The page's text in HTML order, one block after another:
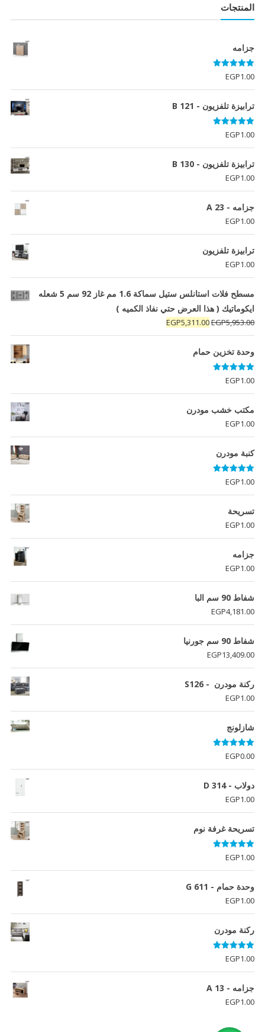
المنتجات
جزامه
تم التقييم
5.00
من 5
EGP1.00
ترابيزة تلفزيون - B 121
تم التقييم
5.00
من 5
EGP1.00
ترابيزة تلفزيون - B 130
EGP1.00
جزامه - A 23
EGP1.00
ترابيزة تلفزيون
EGP1.00
مسطح فلات استانلس ستيل سماكة 1.6 مم غاز 92 سم 5 شعله
ايكوماتيك ( هذا العرض حتي نفاذ الكميه )
EGP5,953.00
السعر
الأصلي
هو:
EGP5,311.00
السعر
الحالي
وحدة تخزين حمام
تم التقييم
5.00
من 5
EGP1.00
مكتب خشب مودرن
EGP1.00
كنبة مودرن
تم التقييم
5.00
من 5
EGP1.00
تسريحة
EGP1.00
جزامه
EGP1.00
شفاط 90 سم البا
EGP4,181.00
شفاط 90 سم جورنيا
EGP13,409.00
ركنة مودرن - S126
EGP1.00
شازلونج
تم التقييم
5.00 من 5
EGP0.00
دولاب - D 314
EGP1.00
تسريحة غرفة نوم
تم التقييم
5.00
من 5
EGP1.00
وحدة حمام - G 611
EGP1.00
ركنة مودرن
تم التقييم
5.00
من 5
EGP1.00
جزامه - A 13
EGP1.00